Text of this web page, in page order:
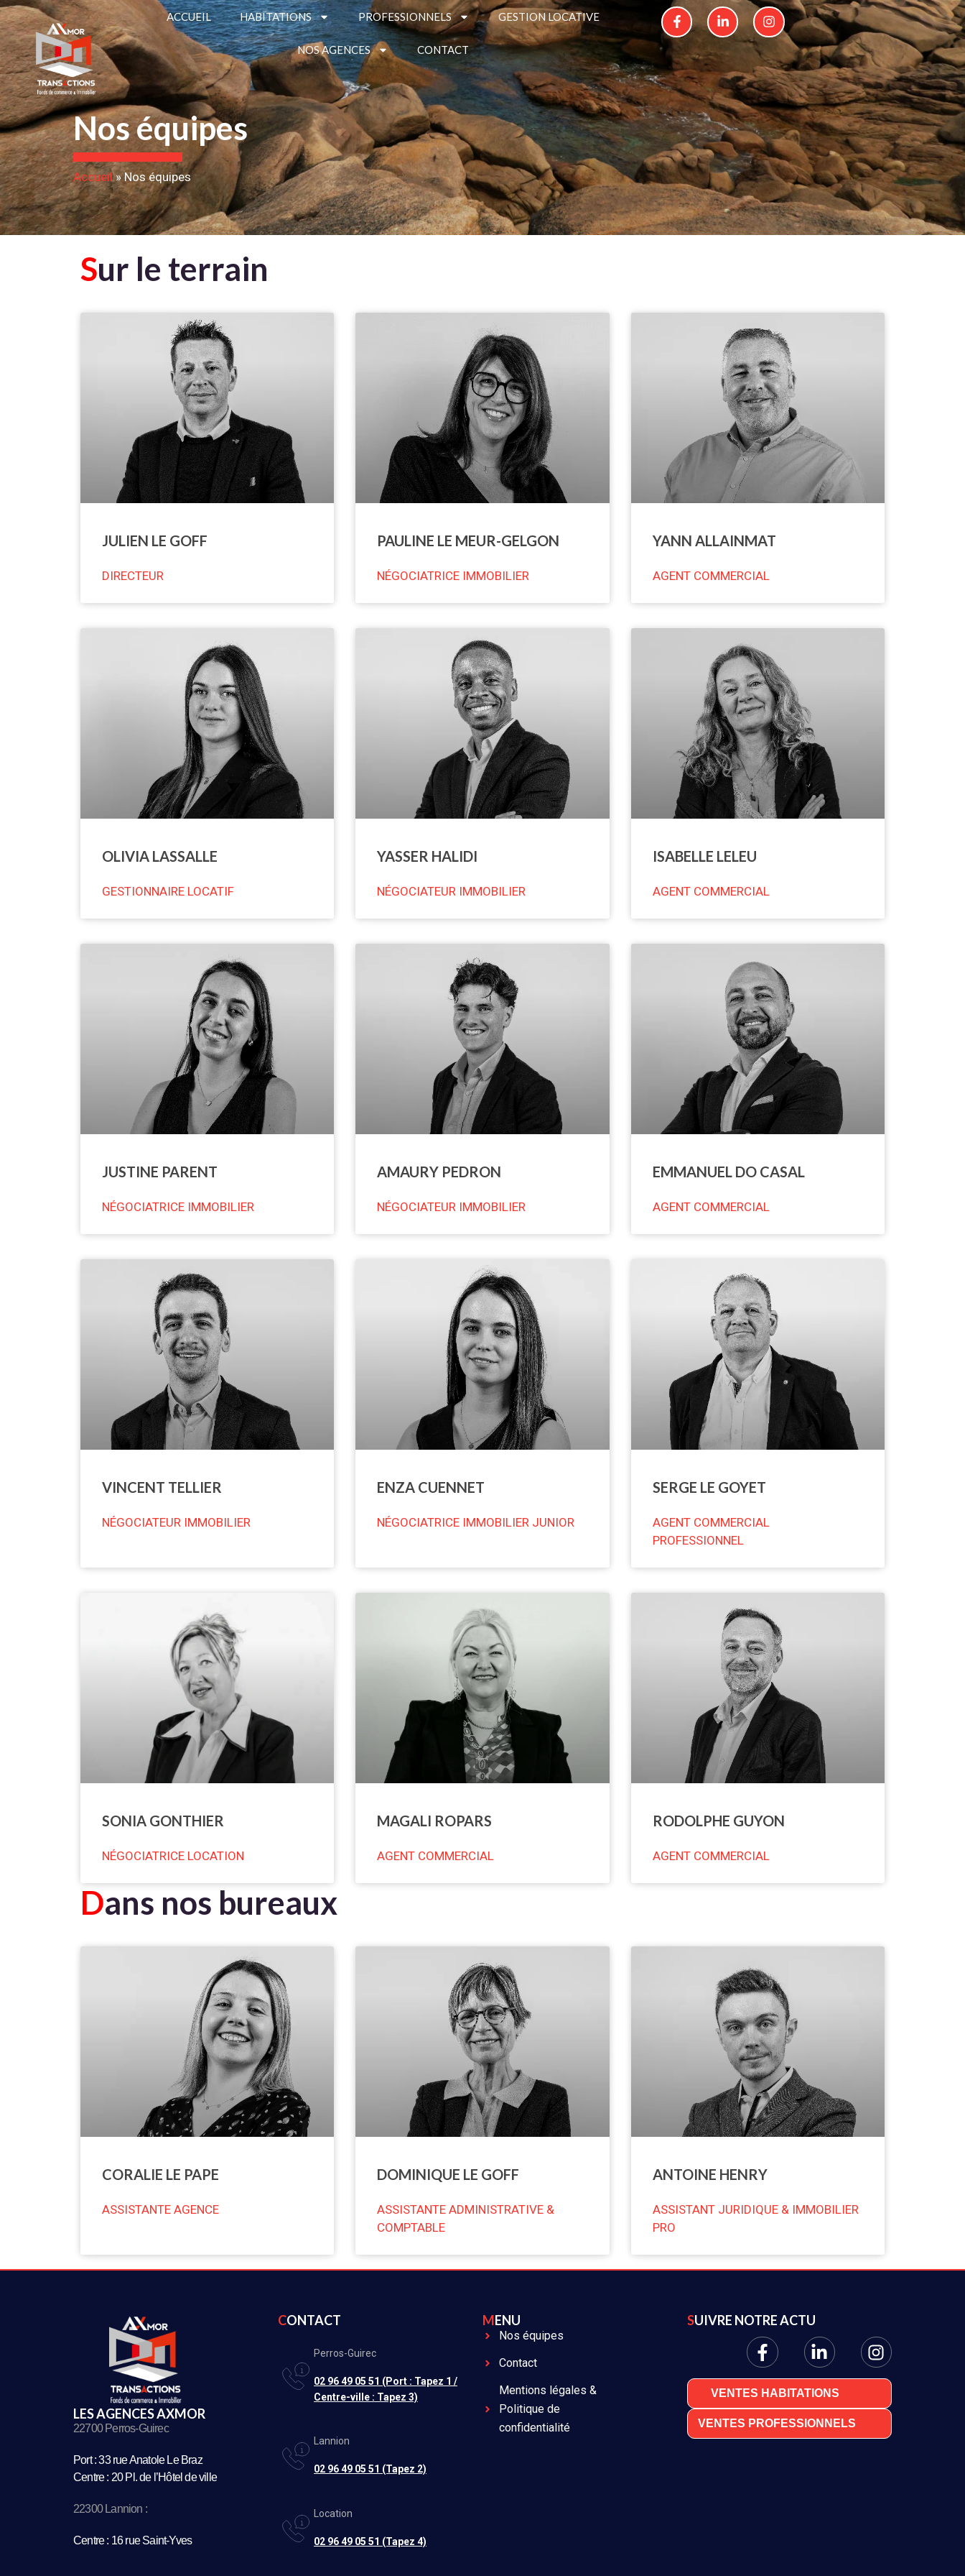
ACCUEIL HABITATIONS PROFESSIONNELS GESTION LOCATIVE
NOS AGENCES CONTACT
Nos équipes
Accueil»Nos équipes
Sur le terrain
JULIEN LE GOFF
DIRECTEUR
PAULINE LE MEUR-GELGON
NÉGOCIATRICE IMMOBILIER
YANN ALLAINMAT
AGENT COMMERCIAL
OLIVIA LASSALLE
GESTIONNAIRE LOCATIF
YASSER HALIDI
NÉGOCIATEUR IMMOBILIER
ISABELLE LELEU
AGENT COMMERCIAL
JUSTINE PARENT
NÉGOCIATRICE IMMOBILIER
AMAURY PEDRON
NÉGOCIATEUR IMMOBILIER
EMMANUEL DO CASAL
AGENT COMMERCIAL
VINCENT TELLIER
NÉGOCIATEUR IMMOBILIER
ENZA CUENNET
NÉGOCIATRICE IMMOBILIER JUNIOR
SERGE LE GOYET
AGENT COMMERCIAL
PROFESSIONNEL
SONIA GONTHIER
NÉGOCIATRICE LOCATION
MAGALI ROPARS
AGENT COMMERCIAL
RODOLPHE GUYON
AGENT COMMERCIAL
Dans nos bureaux
CORALIE LE PAPE
ASSISTANTE AGENCE
DOMINIQUE LE GOFF
ASSISTANTE ADMINISTRATIVE &
COMPTABLE
ANTOINE HENRY
ASSISTANT JURIDIQUE & IMMOBILIER
PRO
LES AGENCES AXMOR
22700 Perros-Guirec
Port : 33 rue Anatole Le Braz
Centre : 20 Pl. de l’Hôtel de ville
22300 Lannion :
Centre : 16 rue Saint-Yves
CONTACT
Perros-Guirec
02 96 49 05 51 (Port : Tapez 1 /
Centre-ville : Tapez 3)
Lannion
02 96 49 05 51 (Tapez 2)
Location
02 96 49 05 51 (Tapez 4)
MENU
Nos équipes
Contact
Mentions légales &
Politique de
confidentialité
SUIVRE NOTRE ACTU
VENTES HABITATIONS
VENTES PROFESSIONNELS